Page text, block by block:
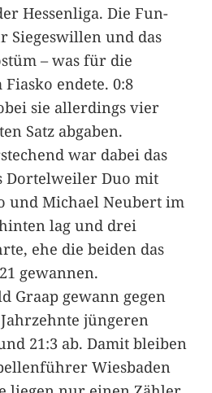
Hessenliga. Die Fun-
Siegeswillen und das
– was für die
endete. 0:8
sie allerdings vier
Satz abgaben.
war dabei das
Dortelweiler Duo mit
und Michael Neubert im
lag und drei
ehe die beiden das
gewannen.
Graap gewann gegen
jüngeren
21:3 ab. Damit bleiben
Wiesbaden